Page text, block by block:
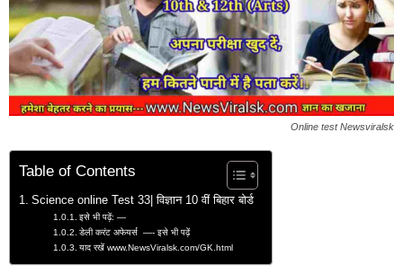
Online test Newsviralsk
Table of Contents
Science online Test 33| विज्ञान 10 वीं बिहार बोर्ड
इसे भी पढ़ें: —
डेली करंट अफेयर्स —- इसे भी पढ़ें
याद रखें www.NewsViralsk.com/GK.html